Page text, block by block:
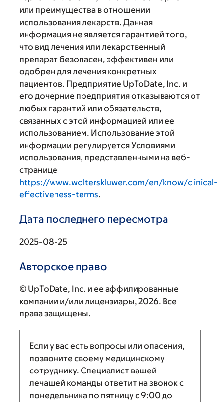
или преимущества в отношении
использования лекарств. Данная
информация не является гарантией того,
что вид лечения или лекарственный
препарат безопасен, эффективен или
одобрен для лечения конкретных
пациентов. Предприятие UpToDate, Inc. и
его дочерние предприятия отказываются от
любых гарантий или обязательств,
связанных с этой информацией или ее
использованием. Использование этой
информации регулируется Условиями
использования, представленными на веб-
странице
https://www.wolterskluwer.com/en/know/clinical-
effectiveness-terms.
Дата последнего пересмотра
2025-08-25
Авторское право
© UpToDate, Inc. и ее аффилированные
компании и/или лицензиары, 2026. Все
права защищены.
Если у вас есть вопросы или опасения,
позвоните своему медицинскому
сотруднику. Специалист вашей
лечащей команды ответит на звонок с
понедельника по пятницу с9:00 до